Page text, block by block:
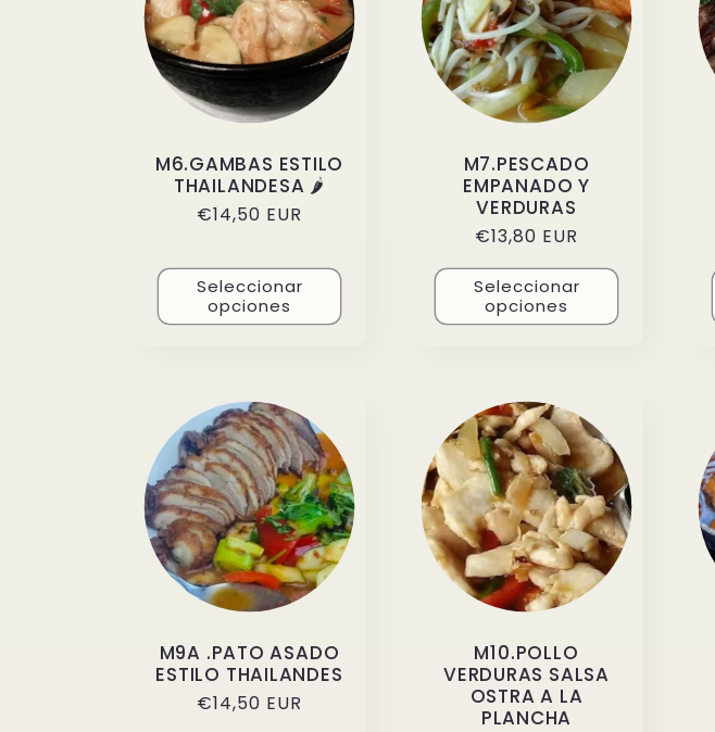
M6.GAMBAS ESTILO
THAILANDESA 🌶️
Precio
€14,50 EUR
Seleccionar
opciones
M7.PESCADO
EMPANADO Y
VERDURAS
Precio
habitual
€13,80 EUR
Seleccionar
opciones
M9A .PATO ASADO
ESTILO THAILANDES
Precio
€14,50 EUR
M10.POLLO
VERDURAS SALSA
OSTRA A LA
PLANCHA